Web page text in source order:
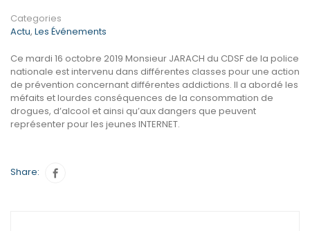
Categories
Actu, Les Événements
Ce mardi 16 octobre 2019 Monsieur JARACH du CDSF de la police
nationale est intervenu dans différentes classes pour une action
de prévention concernant différentes addictions. Il a abordé les
méfaits et lourdes conséquences de la consommation de
drogues, d’alcool et ainsi qu’aux dangers que peuvent
représenter pour les jeunes INTERNET.
Share: